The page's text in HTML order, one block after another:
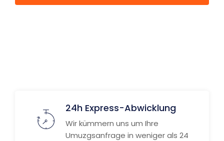
24h Express-Abwicklung
Wir kümmern uns um Ihre
Umuzgsanfrage in weniger als 24